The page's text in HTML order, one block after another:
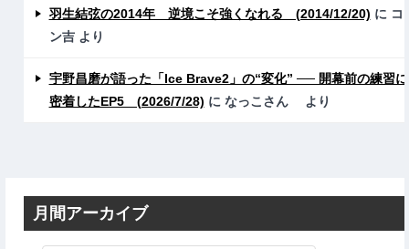
羽生結弦の2014年 逆境こそ強くなれる (2014/12/20) に コ
ン吉より
宇野昌磨が語った「Ice Brave2」の“変化” ── 開幕前の練習に
密着したEP5 (2026/7/28) に なっこさん より
月間アーカイブ